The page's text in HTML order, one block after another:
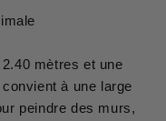
mètres et une
à une large
peindre des murs,